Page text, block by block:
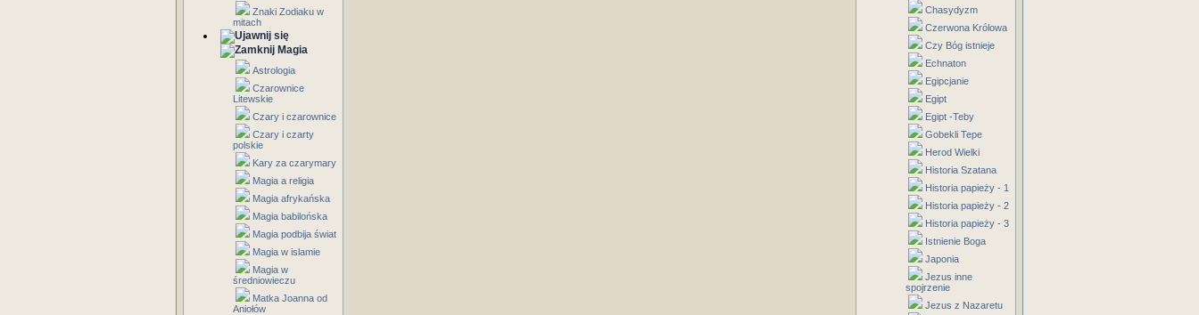
Znaki Zodiaku w
mitach
Magia
Astrologia
Czarownice
Litewskie
Czary i czarownice
Czary i czarty
polskie
Kary za czarymary
Magia a religia
Magia afrykańska
Magia babilońska
Magia podbija świat
Magia w islamie
Magia w
średniowieczu
Matka Joanna od
Aniołów
Chasydyzm
Czerwona Królowa
Czy Bóg istnieje
Echnaton
Egipcjanie
Egipt
Egipt -Teby
Gobekli Tepe
Herod Wielki
Historia Szatana
Historia papieży - 1
Historia papieży - 2
Historia papieży - 3
Istnienie Boga
Japonia
Jezus inne
spojrzenie
Jezus z Nazaretu